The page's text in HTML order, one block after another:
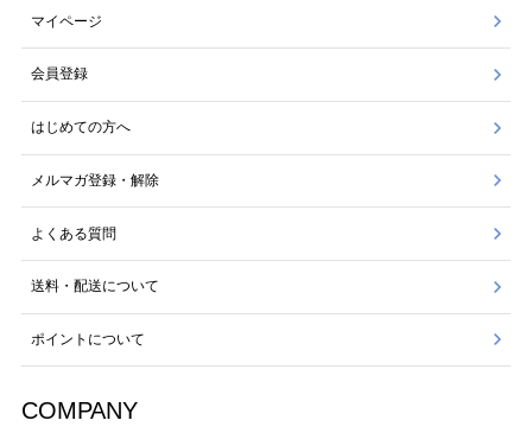
マイページ
会員登録
はじめての方へ
メルマガ登録・解除
よくある質問
送料・配送について
ポイントについて
COMPANY